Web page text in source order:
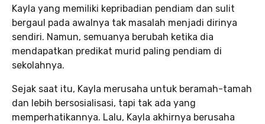
Kayla yang memiliki kepribadian pendiam dan sulit
bergaul pada awalnya tak masalah menjadi dirinya
sendiri. Namun, semuanya berubah ketika dia
mendapatkan predikat murid paling pendiam di
sekolahnya.
Sejak saat itu, Kayla merusaha untuk beramah-tamah
dan lebih bersosialisasi, tapi tak ada yang
memperhatikannya. Lalu, Kayla akhirnya berusaha